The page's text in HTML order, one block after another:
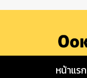
หน้าแรก